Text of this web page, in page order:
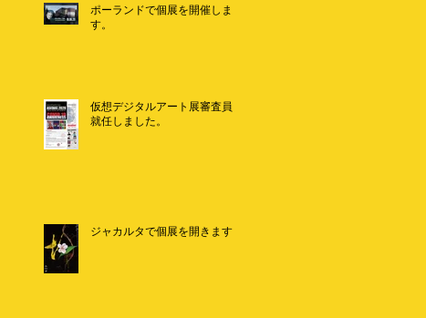
ポーランドで個展を開催しま
す。
仮想デジタルアート展審査員に
就任しました。
ジャカルタで個展を開きます。